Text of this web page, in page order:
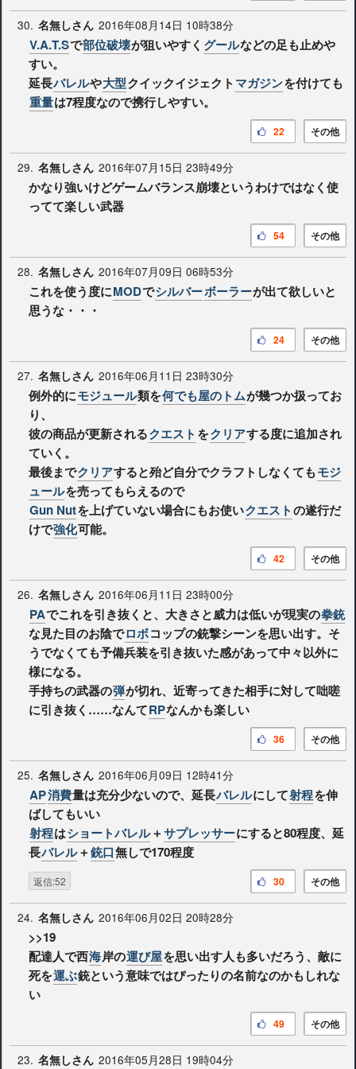
30. 名無しさん 2016年08月14日 10時38分
V.A.T.Sで部位破壊が狙いやすく グールなどの足も止めや
すい。
延長バレルや大型クイックイジェクト マガジンを付けても
重量は7程度なので携行しやすい。
その他
22
29. 名無しさん 2016年07月15日 23時49分
かなり強いけどゲームバランス崩壊というわけではなく使
ってて楽しい武器
その他
54
28. 名無しさん 2016年07月09日 06時53分
これを使う度にMODでシルバーボーラーが出て欲しいと
思うな・・・
その他
24
27. 名無しさん 2016年06月11日 23時30分
例外的にモジュール類を何でも屋のトムが幾つか扱ってお
り、
彼の商品が更新されるクエスト をクリアする度に追加され
ていく。
最後までクリアすると殆ど自分でクラフトしなくてもモジ
ュールを売ってもらえるので
Gun Nutを上げていない場合にもお使いクエストの遂行だ
けで強化可能。
その他
42
26. 名無しさん 2016年06月11日 23時00分
PAでこれを引き抜くと、大きさと威力は低いが現実の拳銃
な見た目のお陰でロボコップの銃撃シーンを思い出す。そ
うでなくても予備兵装を引き抜いた感があって中々以外に
様になる。
手持ちの武器の弾が切れ、近寄ってきた相手に対して咄嗟
に引き抜く……なんてRPなんかも楽しい
その他
36
25. 名無しさん 2016年06月09日 12時41分
AP消費量は充分少ないので、延長バレルにして射程を伸
ばしてもいい
射程はショートバレル＋サプレッサーにすると80程度、延
長バレル＋銃口無しで170程度
返信:52 その他
30
24. 名無しさん 2016年06月02日 20時28分
>>19
配達人で西海岸の運び屋を思い出す人も多いだろう、敵に
死を運ぶ銃という意味ではぴったりの名前なのかもしれな
い
その他
49
23. 名無しさん 2016年05月28日 19時04分